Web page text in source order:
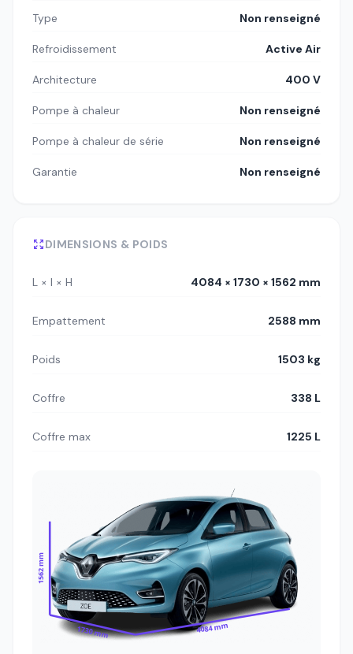
Type Non renseigné
Refroidissement Active Air
Architecture 400 V
Pompe à chaleur Non renseigné
Pompe à chaleur de série Non renseigné
Garantie Non renseigné
DIMENSIONS & POIDS
L × l × H 4084 × 1730 × 1562 mm
Empattement 2588 mm
Poids 1503 kg
Coffre 338 L
Coffre max 1225 L
1562 mm
1730 mm 4084 mm